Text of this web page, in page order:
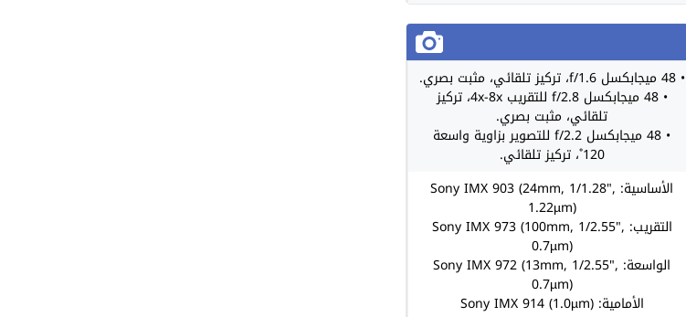
• 48 ميجابكسل f/1.6، تركيز تلقائي، مثبت بصري.
• 48 ميجابكسل f/2.8 للتقريب 4x-8x، تركيز
تلقائي، مثبت بصري.
• 48 ميجابكسل f/2.2 للتصوير بزاوية واسعة
120˚، تركيز تلقائي.
الأساسية: Sony IMX 903 (24mm, 1/1.28",
1.22µm)
التقريب: Sony IMX 973 (100mm, 1/2.55",
0.7µm)
الواسعة: Sony IMX 972 (13mm, 1/2.55",
0.7µm)
الأمامية: Sony IMX 914 (1.0µm)